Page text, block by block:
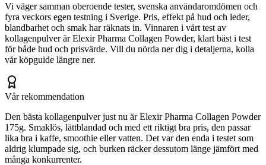
Vi väger samman oberoende tester, svenska användaromdömen och
fyra veckors egen testning i Sverige. Pris, effekt på hud och leder,
blandbarhet och smak har räknats in. Vinnaren i vårt test av
kollagenpulver är Elexir Pharma Collagen Powder, klart bäst i test
för både hud och prisvärde. Vill du nörda ner dig i detaljerna, kolla
vår köpguide längre ner.
Vår rekommendation
Den bästa kollagenpulver just nu är Elexir Pharma Collagen Powder
175g. Smaklös, lättblandad och med ett riktigt bra pris, den passar
lika bra i kaffe, smoothie eller vatten. Det var den enda i testet som
aldrig klumpade sig, och burken räcker dessutom länge jämfört med
många konkurrenter.